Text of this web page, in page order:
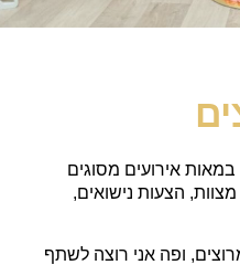
אירועים מסוגים
הצעות נישואים,
ופה אני רוצה לשתף